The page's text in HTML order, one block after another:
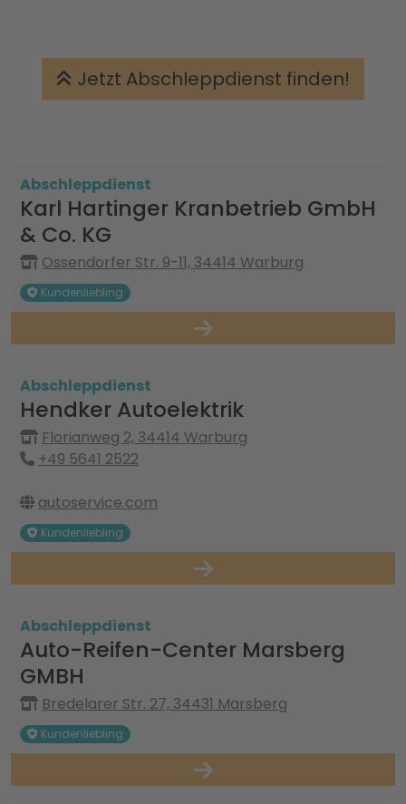
Jetzt Abschleppdienst finden!
Abschleppdienst
Karl Hartinger Kranbetrieb GmbH
& Co. KG
Ossendorfer Str. 9-11, 34414 Warburg
Kundenliebling
Abschleppdienst
Hendker Autoelektrik
Florianweg 2, 34414 Warburg
+49 5641 2522
autoservice.com
Kundenliebling
Abschleppdienst
Auto-Reifen-Center Marsberg
GMBH
Bredelarer Str. 27, 34431 Marsberg
Kundenliebling